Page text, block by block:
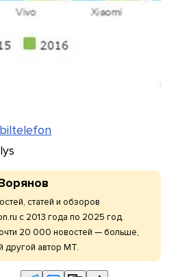
статей и обзоров
с 2013 года по 2025 год.
20 000 новостей — больше,
другой автор МТ.